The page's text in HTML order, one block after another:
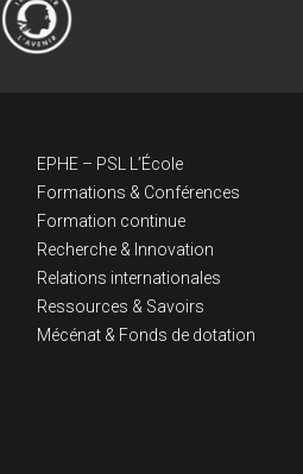
Navigation
EPHE – PSL L’École
Formations & Conférences
Formation continue
Recherche & Innovation
Relations internationales
Ressources & Savoirs
Mécénat & Fonds de dotation